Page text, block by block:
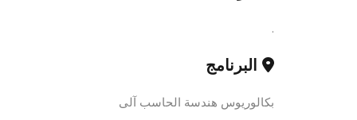
.
البرنامج
بكالوريوس هندسة الحاسب آلى